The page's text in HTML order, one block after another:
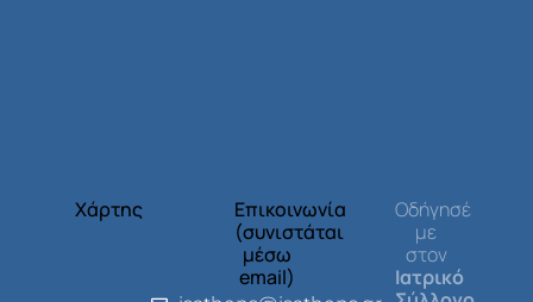
Χάρτης
Επικοινωνία
(συνιστάται
μέσω
email)
Οδήγησέ
με
στον
Ιατρικό